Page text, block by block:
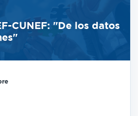
CUNEF: "De los datos